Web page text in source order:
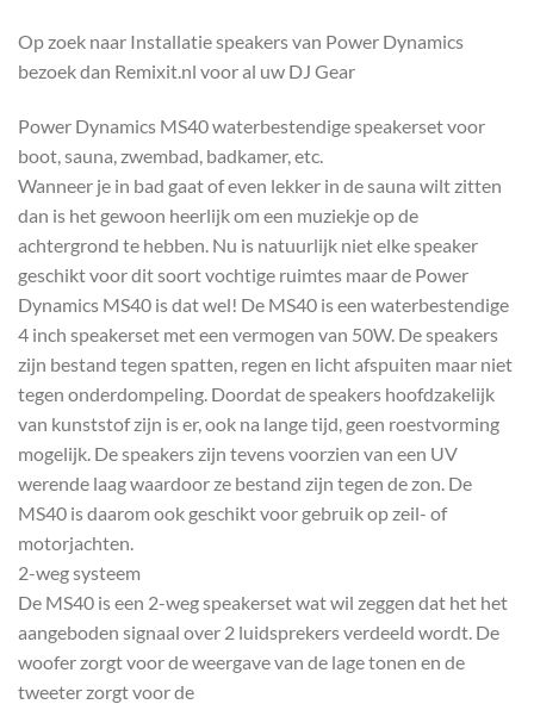
Op zoek naar Installatie speakers van Power Dynamics
bezoek dan Remixit.nl voor al uw DJ Gear
Power Dynamics MS40 waterbestendige speakerset voor
boot, sauna, zwembad, badkamer, etc.
Wanneer je in bad gaat of even lekker in de sauna wilt zitten
dan is het gewoon heerlijk om een muziekje op de
achtergrond te hebben. Nu is natuurlijk niet elke speaker
geschikt voor dit soort vochtige ruimtes maar de Power
Dynamics MS40 is dat wel! De MS40 is een waterbestendige
4 inch speakerset met een vermogen van 50W. De speakers
zijn bestand tegen spatten, regen en licht afspuiten maar niet
tegen onderdompeling. Doordat de speakers hoofdzakelijk
van kunststof zijn is er, ook na lange tijd, geen roestvorming
mogelijk. De speakers zijn tevens voorzien van een UV
werende laag waardoor ze bestand zijn tegen de zon. De
MS40 is daarom ook geschikt voor gebruik op zeil- of
motorjachten.
2-weg systeem
De MS40 is een 2-weg speakerset wat wil zeggen dat het het
aangeboden signaal over 2 luidsprekers verdeeld wordt. De
woofer zorgt voor de weergave van de lage tonen en de
tweeter zorgt voor de